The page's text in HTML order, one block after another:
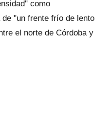
como
"un frente frío de lento
el norte de Córdoba y